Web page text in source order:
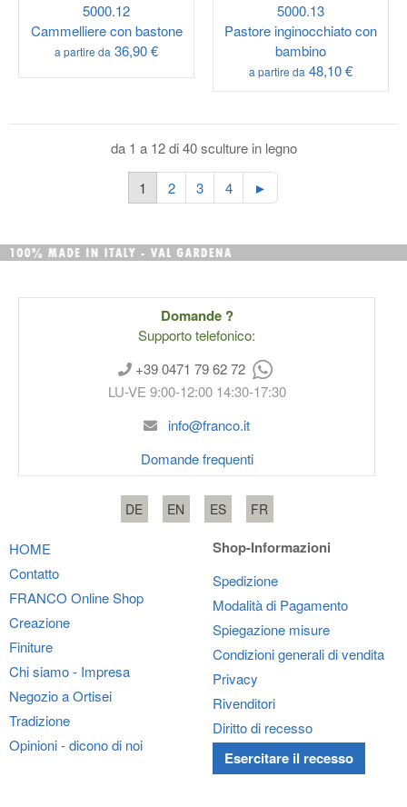
5000.12
Cammelliere con bastone
a partire da 36,90 €
5000.13
Pastore inginocchiato con
bambino
a partire da 48,10 €
da 1 a 12 di 40 sculture in legno
1 2 3 4 ►
Domande ?
Supporto telefonico:
+39 0471 79 62 72
LU-VE 9:00-12:00 14:30-17:30
info@franco.it
Domande frequenti
DE EN ES FR
HOME
Contatto
FRANCO Online Shop
Creazione
Finiture
Chi siamo - Impresa
Negozio a Ortisei
Tradizione
Opinioni - dicono di noi
Shop-Informazioni
Spedizione
Modalità di Pagamento
Spiegazione misure
Condizioni generali di vendita
Privacy
Rivenditori
Diritto di recesso
Esercitare il recesso